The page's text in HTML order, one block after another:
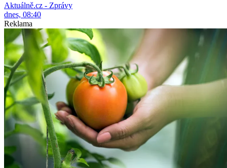
Aktuálně.cz - Zprávy
dnes, 08:40
Reklama